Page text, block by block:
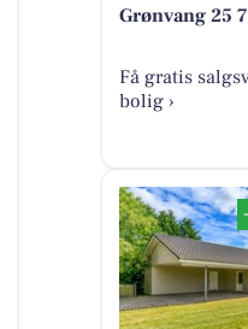
Grønvang 25
Få gratis
bolig ›